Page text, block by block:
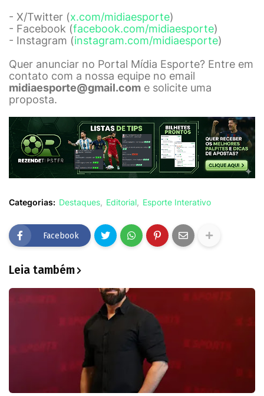
- X/Twitter (x.com/midiaesporte)
- Facebook (facebook.com/midiaesporte)
- Instagram (instagram.com/midiaesporte)
Quer anunciar no Portal Mídia Esporte? Entre em
contato com a nossa equipe no email
midiaesporte@gmail.com e solicite uma
proposta.
Categorias: Destaques Editorial Esporte Interativo
Facebook
Leia também